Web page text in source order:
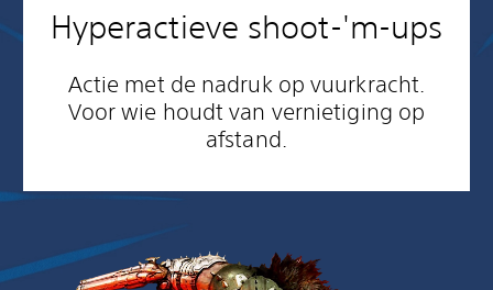
Hyperactieve shoot-'m-ups
Actie met de nadruk op vuurkracht.
Voor wie houdt van vernietiging op
afstand.